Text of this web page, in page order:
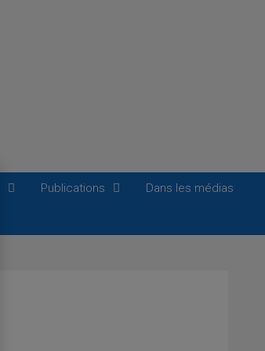
Publications Dans les médias